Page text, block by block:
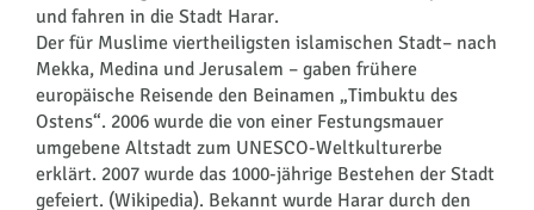
und fahren in die Stadt Harar.
Der für Muslime viertheiligsten islamischen Stadt– nach
Mekka, Medina und Jerusalem – gaben frühere
europäische Reisende den Beinamen „Timbuktu des
Ostens“. 2006 wurde die von einer Festungsmauer
umgebene Altstadt zum UNESCO-Weltkulturerbe
erklärt. 2007 wurde das 1000-jährige Bestehen der Stadt
gefeiert. (Wikipedia). Bekannt wurde Harar durch den